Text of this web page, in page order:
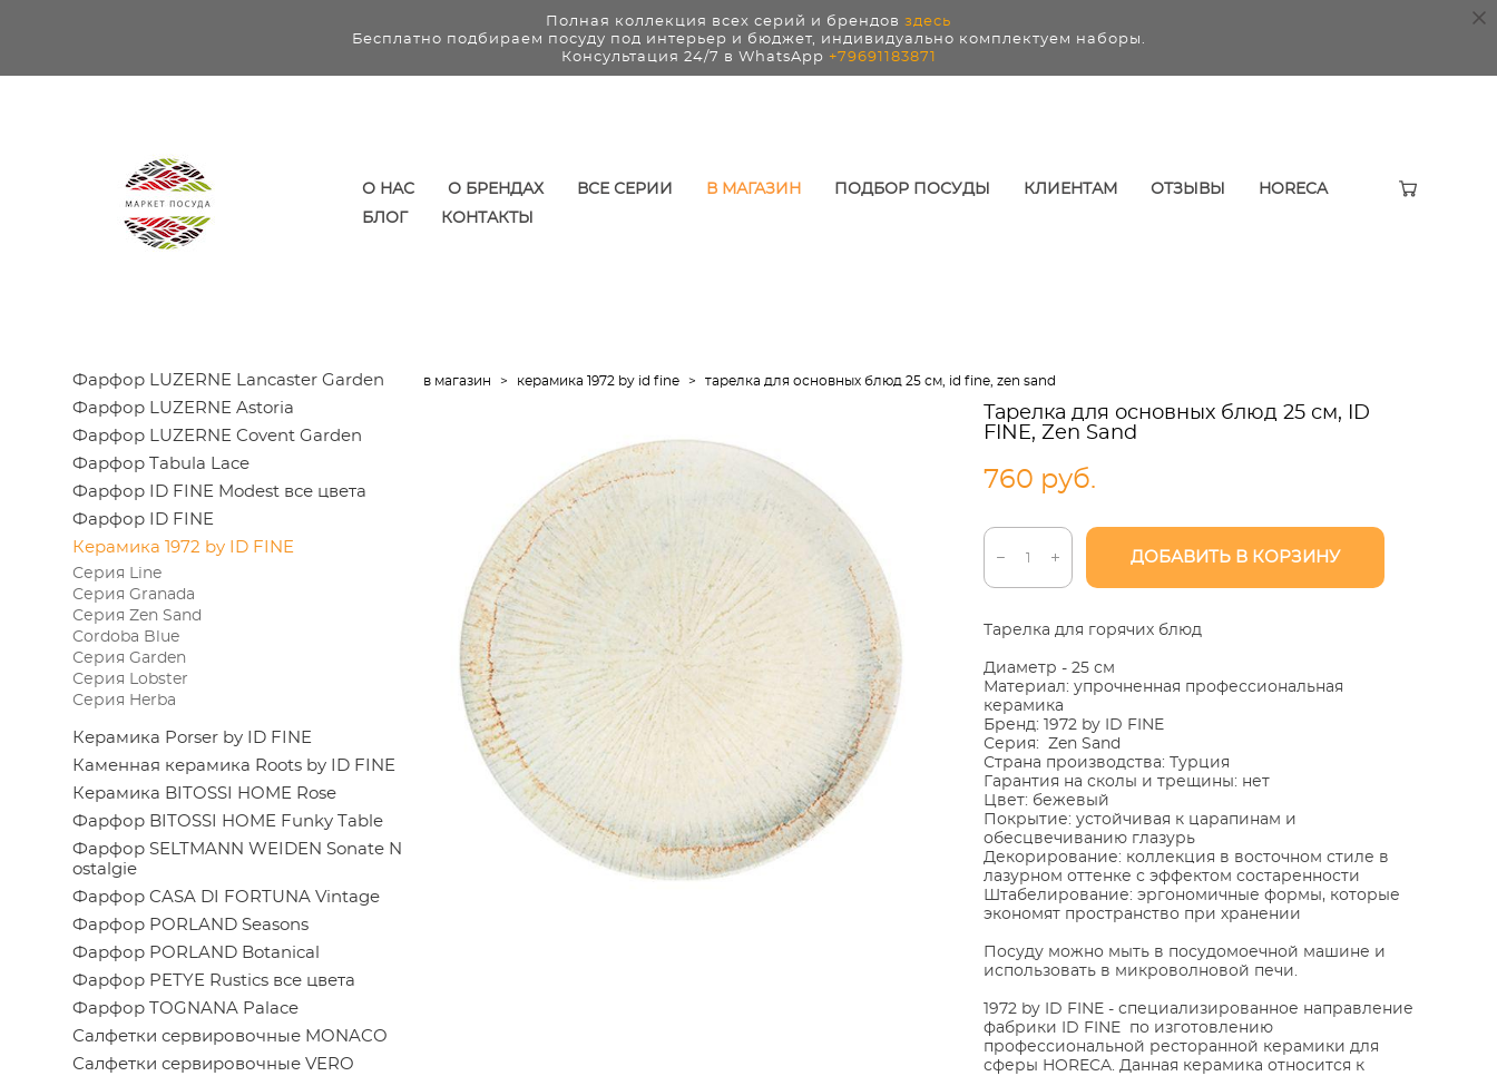
Полная коллекция всех серий и брендов здесь
Бесплатно подбираем посуду под интерьер и бюджет, индивидуально комплектуем наборы.
Консультация 24/7 в WhatsApp +79691183871
О НАС О БРЕНДАХ ВСЕ СЕРИИ В МАГАЗИН ПОДБОР ПОСУДЫ КЛИЕНТАМ ОТЗЫВЫ
HORECA
БЛОГ
КОНТАКТЫ
Фарфор LUZERNE Lancaster Garden
Фарфор LUZERNE Astoria
Фарфор LUZERNE Covent Garden
Фарфор Tabula Lace
Фарфор ID FINE Modest все цвета
Фарфор ID FINE
Керамика 1972 by ID FINE
Серия Line
Серия Granada
Серия Zen Sand
Cordoba Blue
Серия Garden
Серия Lobster
Серия Herba
Керамика Porser by ID FINE
Каменная керамика Roots by ID FINE
Керамика BITOSSI HOME Rose
Фарфор BITOSSI HOME Funky Table
Фарфор SELTMANN WEIDEN Sonate N
ostalgie
Фарфор CASA DI FORTUNA Vintage
Фарфор PORLAND Seasons
Фарфор PORLAND Botanical
Фарфор PETYE Rustics все цвета
Фарфор TOGNANA Palace
Салфетки сервировочные MONACO
Салфетки сервировочные VERO
в магазин > керамика 1972 by id fine > тарелка для основных блюд 25 см, id fine, zen sand
Тарелка для основных блюд 25 см, ID
FINE, Zen Sand
760 pуб.
ДОБАВИТЬ В КОРЗИНУ
Тарелка для горячих блюд
Диаметр - 25 см
Материал: упрочненная профессиональная
керамика
Бренд: 1972 by ID FINE
Серия: Zen Sand
Страна производства: Турция
Гарантия на сколы и трещины: нет
Цвет: бежевый
Покрытие: устойчивая к царапинам и
обесцвечиванию глазурь
Декорирование: коллекция в восточном стиле в
лазурном оттенке с эффектом состаренности
Штабелирование: эргономичные формы, которые
экономят пространство при хранении
Посуду можно мыть в посудомоечной машине и
использовать в микроволновой печи.
1972 by ID FINE - специализированное направление
фабрики ID FINE по изготовлению
профессиональной ресторанной керамики для
сферы HORECA. Данная керамика относится к